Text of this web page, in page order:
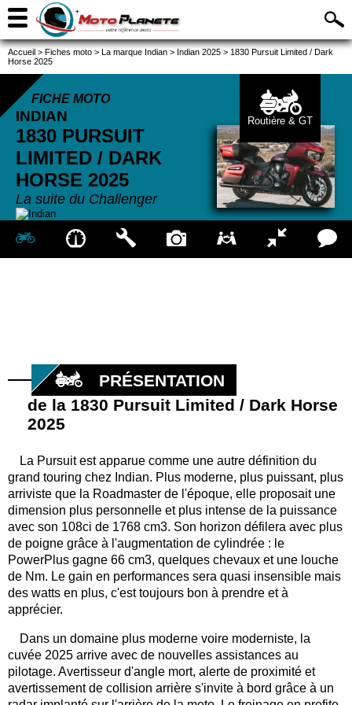
Accueil > Fiches moto > La marque Indian > Indian 2025 > 1830 Pursuit Limited / Dark
Horse 2025
FICHE MOTO
INDIAN
1830 PURSUIT
LIMITED / DARK
HORSE 2025
La suite du Challenger
Routière & GT
PRÉSENTATION
de la 1830 Pursuit Limited / Dark Horse
2025
La Pursuit est apparue comme une autre définition du
grand touring chez Indian. Plus moderne, plus puissant, plus
arriviste que la Roadmaster de l'époque, elle proposait une
dimension plus personnelle et plus intense de la puissance
avec son 108ci de 1768 cm3. Son horizon défilera avec plus
de poigne grâce à l'augmentation de cylindrée : le
PowerPlus gagne 66 cm3, quelques chevaux et une louche
de Nm. Le gain en performances sera quasi insensible mais
des watts en plus, c'est toujours bon à prendre et à
apprécier.
Dans un domaine plus moderne voire moderniste, la
cuvée 2025 arrive avec de nouvelles assistances au
pilotage. Avertisseur d'angle mort, alerte de proximité et
avertissement de collision arrière s'invite à bord grâce à un